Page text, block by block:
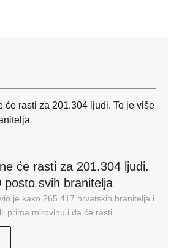
će rasti za 201.304 ljudi.
posto svih branitelja
je kako 265.417 hrvatskih branitelja i
prima mirovinu i da će rasti...